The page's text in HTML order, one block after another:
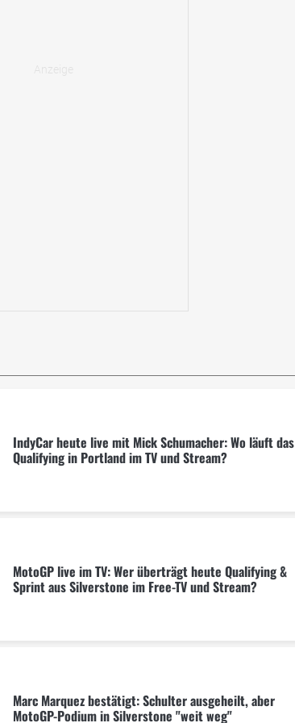
IndyCar heute live mit Mick Schumacher: Wo läuft das
Qualifying in Portland im TV und Stream?
MotoGP live im TV: Wer überträgt heute Qualifying &
Sprint aus Silverstone im Free-TV und Stream?
Marc Marquez bestätigt: Schulter ausgeheilt, aber
MotoGP-Podium in Silverstone "weit weg"